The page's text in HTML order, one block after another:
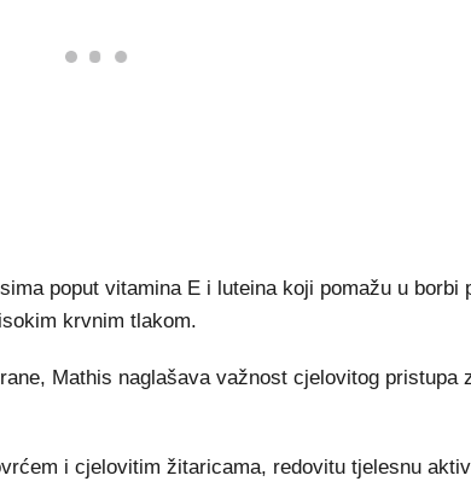
poput vitamina E i luteina koji pomažu u borbi
krvnim tlakom.
Mathis naglašava važnost cjelovitog pristupa
i cjelovitim žitaricama, redovitu tjelesnu